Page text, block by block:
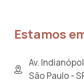
Estamos
Av.
São Paulo -